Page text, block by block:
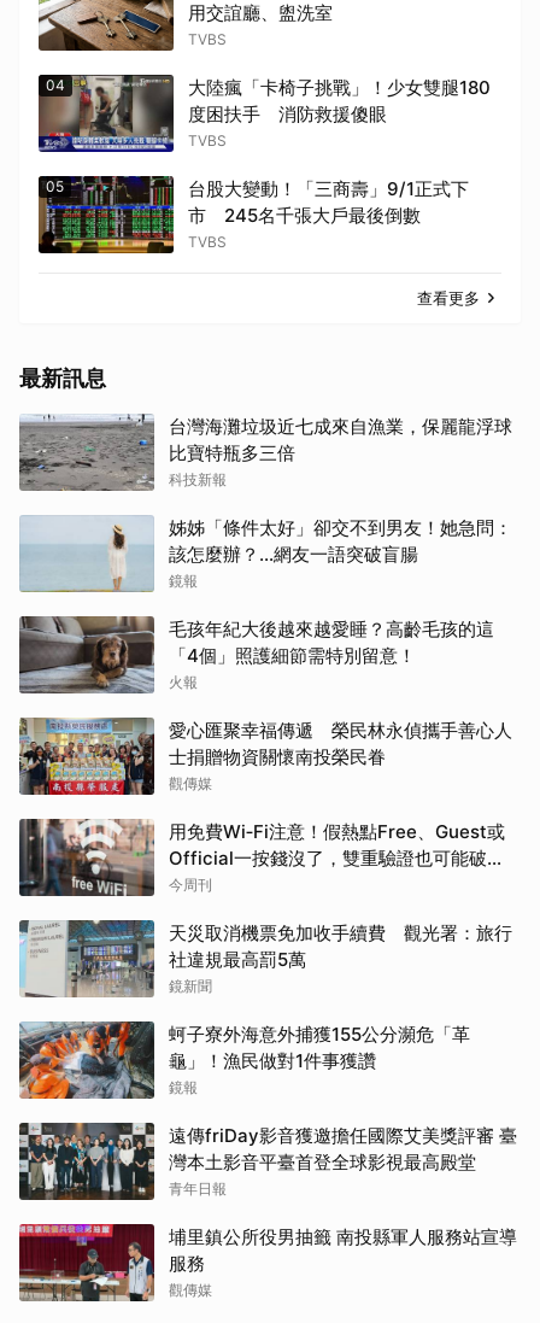
用交誼廳、盥洗室
TVBS
04
大陸瘋「卡椅子挑戰」！少女雙腿180
度困扶手 消防救援傻眼
TVBS
05
台股大變動！「三商壽」9/1正式下
市 245名千張大戶最後倒數
TVBS
查看更多
最新訊息
台灣海灘垃圾近七成來自漁業，保麗龍浮球
比寶特瓶多三倍
科技新報
姊姊「條件太好」卻交不到男友！她急問：
該怎麼辦？...網友一語突破盲腸
鏡報
毛孩年紀大後越來越愛睡？高齡毛孩的這
「4個」照護細節需特別留意！
火報
愛心匯聚幸福傳遞 榮民林永偵攜手善心人
士捐贈物資關懷南投榮民眷
觀傳媒
用免費Wi‑Fi注意！假熱點Free、Guest或
Official一按錢沒了，雙重驗證也可能破
解：6大自保原則快看
今周刊
天災取消機票免加收手續費 觀光署：旅行
社違規最高罰5萬
鏡新聞
蚵子寮外海意外捕獲155公分瀕危「革
龜」！漁民做對1件事獲讚
鏡報
遠傳friDay影音獲邀擔任國際艾美獎評審 臺
灣本土影音平臺首登全球影視最高殿堂
青年日報
埔里鎮公所役男抽籤 南投縣軍人服務站宣導
服務
觀傳媒